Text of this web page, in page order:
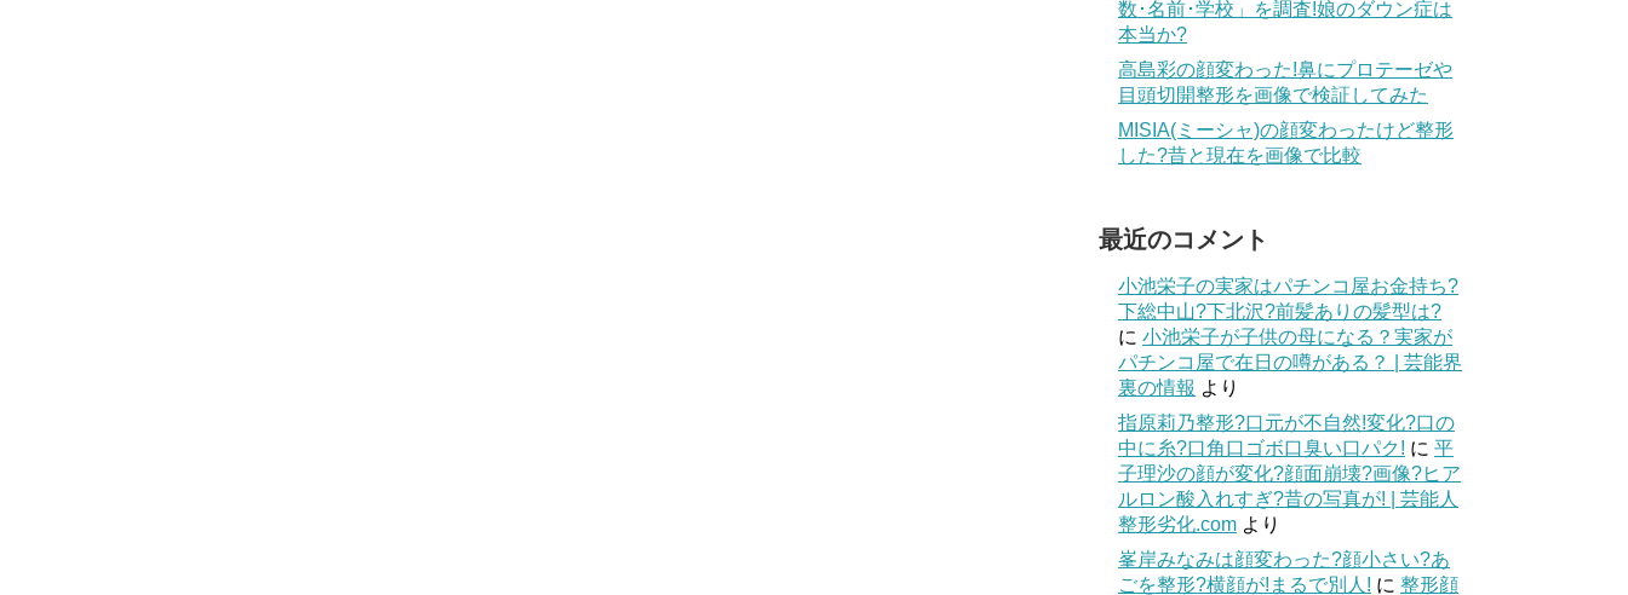
数･名前･学校」を調査!娘のダウン症は
本当か?
高島彩の顔変わった!鼻にプロテーゼや
目頭切開整形を画像で検証してみた
MISIA(ミーシャ)の顔変わったけど整形
した?昔と現在を画像で比較
最近のコメント
小池栄子の実家はパチンコ屋お金持ち?
下総中山?下北沢?前髪ありの髪型は?
に 小池栄子が子供の母になる？実家が
パチンコ屋で在日の噂がある？ | 芸能界
裏の情報 より
指原莉乃整形?口元が不自然!変化?口の
中に糸?口角口ゴボ口臭い口パク! に 平
子理沙の顔が変化?顔面崩壊?画像?ヒア
ルロン酸入れすぎ?昔の写真が! | 芸能人
整形劣化.com より
峯岸みなみは顔変わった?顔小さい?あ
ごを整形?横顔が!まるで別人! に 整形顔